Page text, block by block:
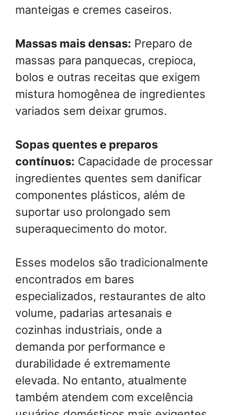
manteigas e cremes caseiros.
Massas mais densas: Preparo de
massas para panquecas, crepioca,
bolos e outras receitas que exigem
mistura homogênea de ingredientes
variados sem deixar grumos.
Sopas quentes e preparos
contínuos: Capacidade de processar
ingredientes quentes sem danificar
componentes plásticos, além de
suportar uso prolongado sem
superaquecimento do motor.
Esses modelos são tradicionalmente
encontrados em bares
especializados, restaurantes de alto
volume, padarias artesanais e
cozinhas industriais, onde a
demanda por performance e
durabilidade é extremamente
elevada. No entanto, atualmente
também atendem com excelência